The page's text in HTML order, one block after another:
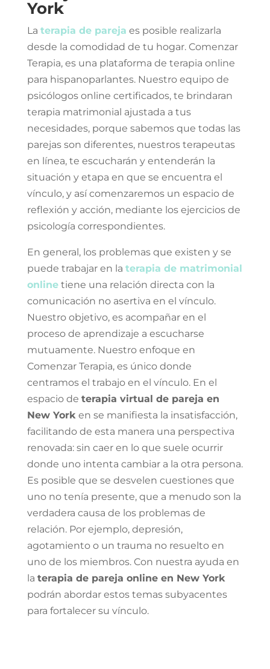
York
La terapia de pareja es posible realizarla
desde la comodidad de tu hogar. Comenzar
Terapia, es una plataforma de terapia online
para hispanoparlantes. Nuestro equipo de
psicólogos online certificados, te brindaran
terapia matrimonial ajustada a tus
necesidades, porque sabemos que todas las
parejas son diferentes, nuestros terapeutas
en línea, te escucharán y entenderán la
situación y etapa en que se encuentra el
vínculo, y así comenzaremos un espacio de
reflexión y acción, mediante los ejercicios de
psicología correspondientes.
En general, los problemas que existen y se
puede trabajar en la terapia de matrimonial
onlinetiene una relación directa con la
comunicación no asertiva en el vínculo.
Nuestro objetivo, es acompañar en el
proceso de aprendizaje a escucharse
mutuamente. Nuestro enfoque en
Comenzar Terapia, es único donde
centramos el trabajo en el vínculo. En el
espacio de terapia virtual de pareja en
New York en se manifiesta la insatisfacción,
facilitando de esta manera una perspectiva
renovada: sin caer en lo que suele ocurrir
donde uno intenta cambiar a la otra persona.
Es posible que se desvelen cuestiones que
uno no tenía presente, que a menudo son la
verdadera causa de los problemas de
relación. Por ejemplo, depresión,
agotamiento o un trauma no resuelto en
uno de los miembros. Con nuestra ayuda en
la terapia de pareja online en New York
podrán abordar estos temas subyacentes
para fortalecer su vínculo.